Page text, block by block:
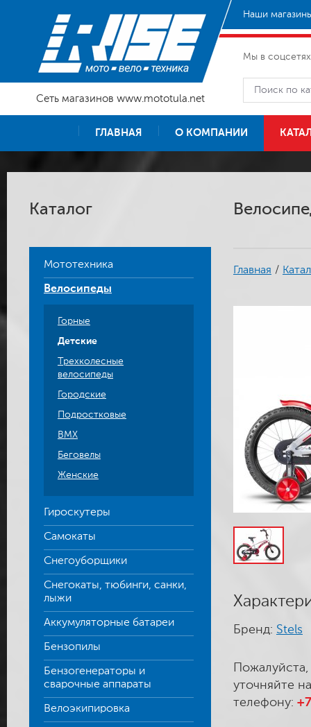
Сеть магазинов www.mototula.net
Наши
Мы в
ГЛАВНАЯ О КОМПАНИИ
Каталог
Мототехника
Велосипеды
Горные
Детские
Трехколесные
велосипеды
Городские
Подростковые
BMX
Беговелы
Женские
Гироскутеры
Самокаты
Снегоуборщики
Снегокаты, тюбинги, санки,
лыжи
Аккумуляторные батареи
Бензопилы
Бензогенераторы и
сварочные аппараты
Велоэкипировка
Главная /
Бренд: Stels
уточняйте
телефону: